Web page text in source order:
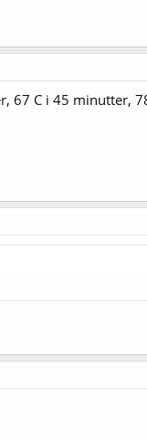
67 C i 45 minutter,